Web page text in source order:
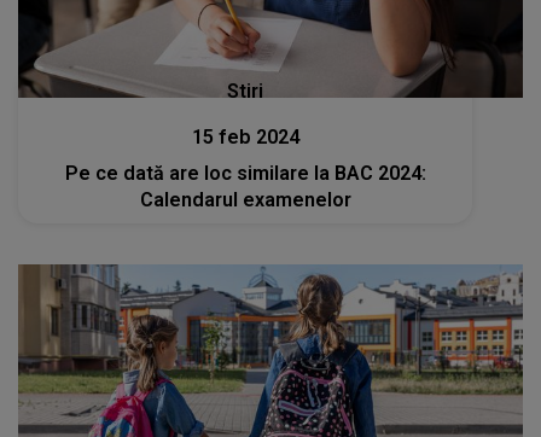
Stiri
15 feb 2024
Pe ce dată are loc similare la BAC 2024:
Calendarul examenelor